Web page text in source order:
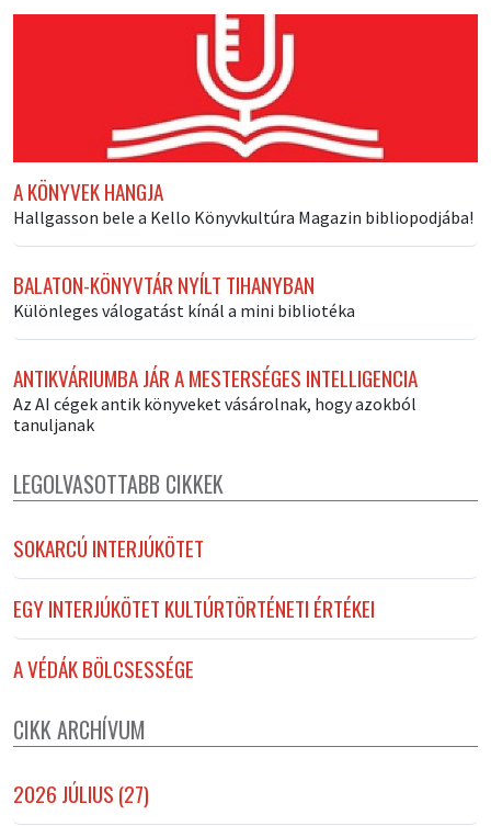
A KÖNYVEK HANGJA
Hallgasson bele a Kello Könyvkultúra Magazin bibliopodjába!
BALATON-KÖNYVTÁR NYÍLT TIHANYBAN
Különleges válogatást kínál a mini bibliotéka
ANTIKVÁRIUMBA JÁR A MESTERSÉGES INTELLIGENCIA
Az AI cégek antik könyveket vásárolnak, hogy azokból
tanuljanak
LEGOLVASOTTABB CIKKEK
SOKARCÚ INTERJÚKÖTET
EGY INTERJÚKÖTET KULTÚRTÖRTÉNETI ÉRTÉKEI
A VÉDÁK BÖLCSESSÉGE
CIKK ARCHÍVUM
2026 JÚLIUS (27)